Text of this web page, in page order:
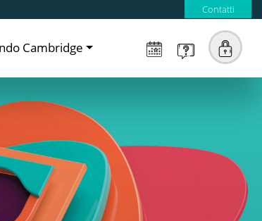
Contatti
Cambridge